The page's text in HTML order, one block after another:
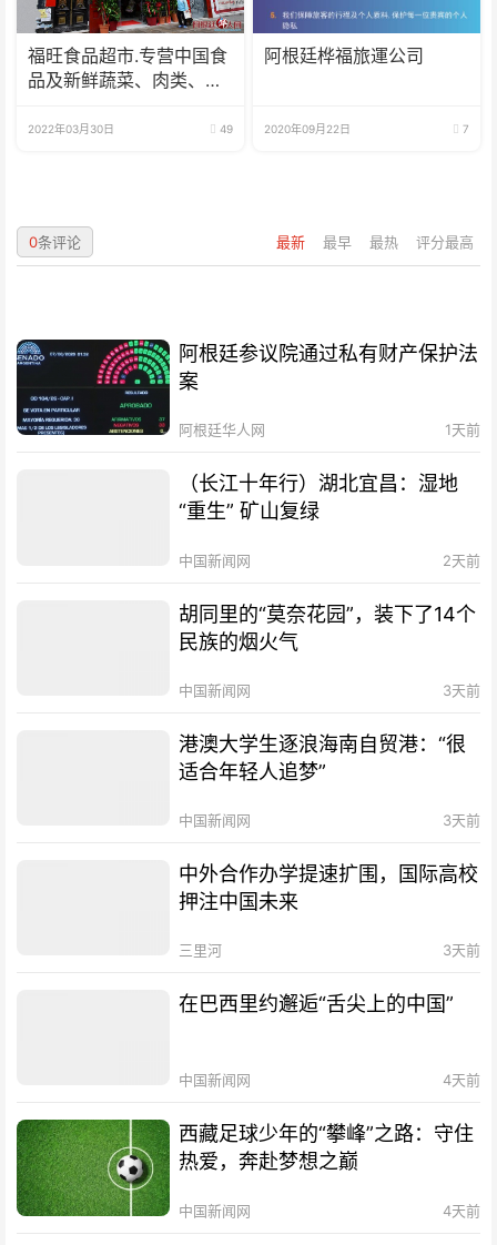
福旺食品超市.专营中国食
品及新鲜蔬菜、肉类、
2022年03月30日 49
阿根廷桦福旅運公司
2020年09月22日 7
最新 最早 最热 评分最高
0条评论
阿根廷参议院通过私有财产保护法
案
阿根廷华人网 1天前
（长江十年行）湖北宜昌：湿地
“重生” 矿山复绿
中国新闻网 2天前
胡同里的“莫奈花园”，装下了14个
民族的烟火气
中国新闻网 3天前
港澳大学生逐浪海南自贸港：“很
适合年轻人追梦”
中国新闻网 3天前
中外合作办学提速扩围，国际高校
押注中国未来
三里河 3天前
在巴西里约邂逅“舌尖上的中国”
中国新闻网 4天前
西藏足球少年的“攀峰”之路：守住
热爱，奔赴梦想之巅
中国新闻网 4天前